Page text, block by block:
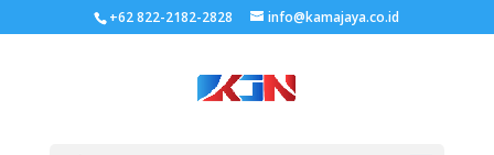
+62 822-2182-2828 info@kamajaya.co.id